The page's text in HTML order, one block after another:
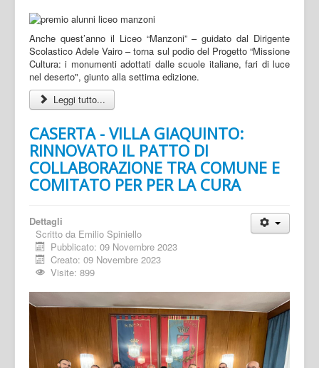
Anche quest’anno il Liceo “Manzoni” – guidato dal Dirigente
Scolastico Adele Vairo – torna sul podio del Progetto “Missione
Cultura: i monumenti adottati dalle scuole italiane, fari di luce
nel deserto", giunto alla settima edizione.
Leggi tutto...
CASERTA - VILLA GIAQUINTO:
RINNOVATO IL PATTO DI
COLLABORAZIONE TRA COMUNE E
COMITATO PER PER LA CURA
Dettagli
Scritto da Emilio Spiniello
Pubblicato: 09 Novembre 2023
Creato: 09 Novembre 2023
Visite: 899